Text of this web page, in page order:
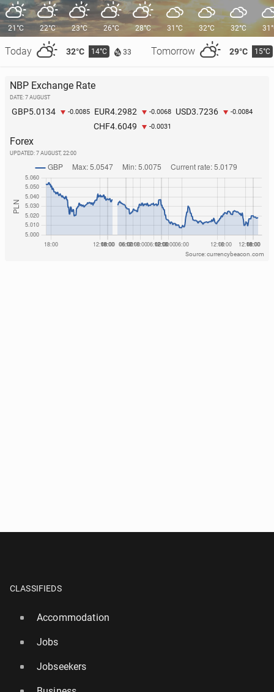
21°C
Today 32°C 14°C 33 Tomorrow 29°C 15°C
22°C 23°C 26°C 28°C 31°C 32°C 32°C
NBP Exchange Rate
DATE: 7 AUGUST
GBP5.0134 -0.0085 EUR4.2982 -0.0068 USD3.7236 -0.0084
CHF4.6049 -0.0031
Forex
UPDATED: 7 AUGUST, 22:00
Source: currencybeacon.com
CLASSIFIEDS
Accommodation
Jobs
Jobseekers